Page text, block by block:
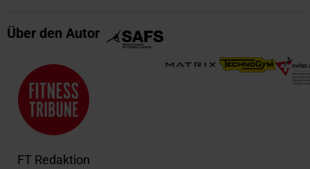
Über den Autor
FT Redaktion